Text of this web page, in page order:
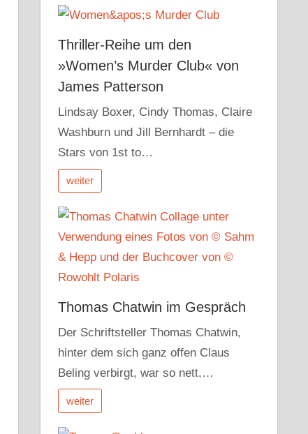
Thriller-Reihe um den
»Women’s Murder Club« von
James Patterson
Lindsay Boxer, Cindy Thomas, Claire
Washburn und Jill Bernhardt – die
Stars von 1st to…
weiter
Thomas Chatwin im Gespräch
Der Schriftsteller Thomas Chatwin,
hinter dem sich ganz offen Claus
Beling verbirgt, war so nett,…
weiter